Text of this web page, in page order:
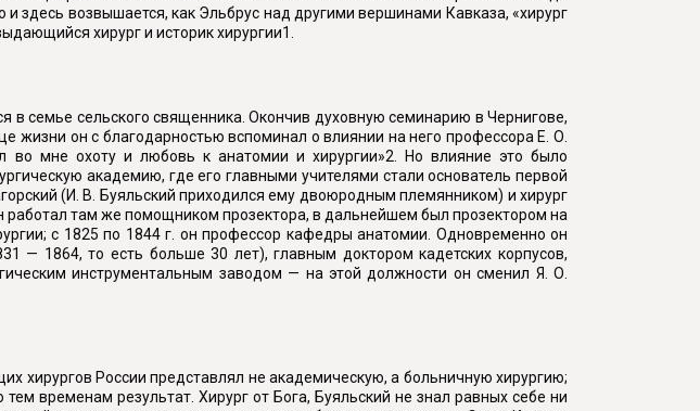
здесь возвышается, как Эльбрус над другими вершинами Кавказа, «хирург
хирург и историк хирургии1.
в семье сельского священника. Окончив духовную семинарию в Чернигове,
жизни он с благодарностью вспоминал о влиянии на него профессора Е. О.
мне охоту и любовь к анатомии и хирургии»2. Но влияние это было
академию, где его главными учителями стали основатель первой
(И. В. Буяльский приходился ему двоюродным племянником) и хирург
работал там же помощником прозектора, в дальнейшем был прозектором на
с 1825 по 1844 г. он профессор кафедры анатомии. Одновременно он
— 1864, то есть больше 30 лет), главным доктором кадетских корпусов,
инструментальным заводом — на этой должности он сменил Я. О.
хирургов России представлял не академическую, а больничную хирургию;
временам результат. Хирург от Бога, Буяльский не знал равных себе ни